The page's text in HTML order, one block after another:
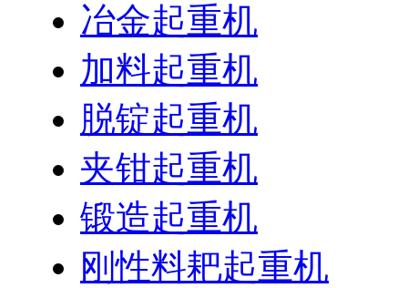
冶金起重机
加料起重机
脱锭起重机
夹钳起重机
锻造起重机
刚性料耙起重机